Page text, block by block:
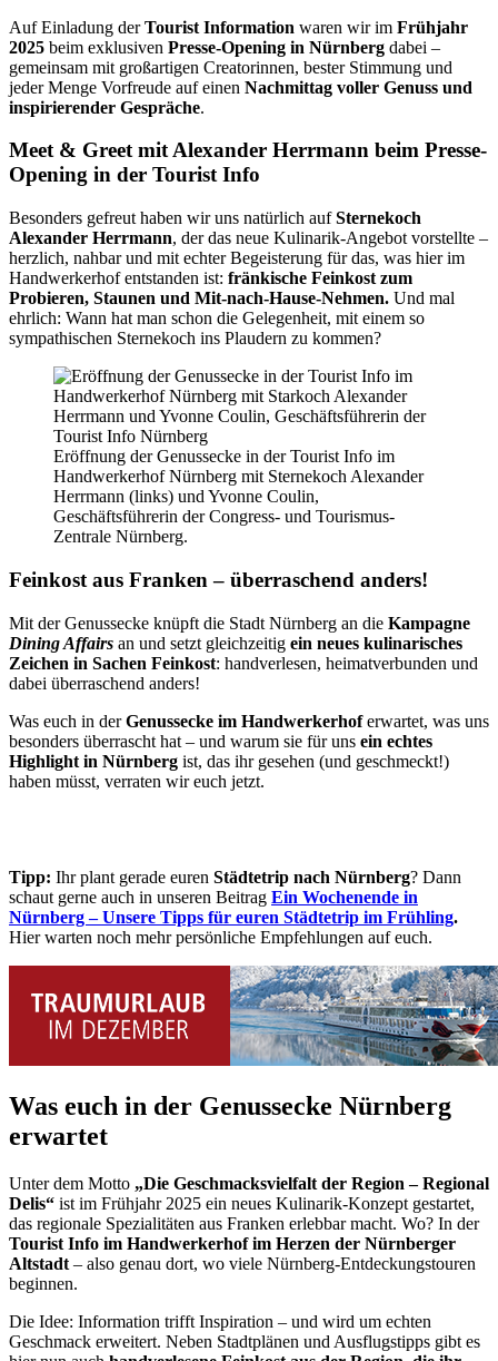
Auf Einladung derTourist Information waren wir im Frühjahr
2025 beim exklusiven Presse-Opening in Nürnberg dabei –
gemeinsam mit großartigen Creatorinnen, bester Stimmung und
jeder Menge Vorfreude auf einen Nachmittag voller Genuss und
inspirierender Gespräche.
Meet & Greet mit Alexander Herrmann beim Presse-
Opening in der Tourist Info
Besonders gefreut haben wir uns natürlich aufSternekoch
Alexander Herrmann, der das neue Kulinarik-Angebot vorstellte –
herzlich, nahbar und mit echter Begeisterung für das, was hier im
Handwerkerhof entstanden ist: fränkische Feinkost zum
Probieren, Staunen und Mit-nach-Hause-Nehmen. Und mal
ehrlich: Wann hat man schon die Gelegenheit, mit einem so
sympathischen Sternekoch ins Plaudern zu kommen?
Eröffnung der Genussecke in der Tourist Info im
Handwerkerhof Nürnberg mit Sternekoch Alexander
Herrmann (links) und Yvonne Coulin,
Geschäftsführerin der Congress- und Tourismus-
Zentrale Nürnberg.
Feinkost aus Franken – überraschend anders!
Mit der Genussecke knüpft die Stadt Nürnberg an die Kampagne
Dining Affairs an und setzt gleichzeitig ein neues kulinarisches
Zeichen in Sachen Feinkost: handverlesen, heimatverbunden und
dabei überraschend anders!
Was euch in derGenussecke im Handwerkerhoferwartet, was uns
besonders überrascht hat – und warum sie für uns ein echtes
Highlight in Nürnberg ist, das ihr gesehen (und geschmeckt!)
haben müsst, verraten wir euch jetzt.
Tipp: Ihr plant gerade euren Städtetrip nach Nürnberg? Dann
schaut gerne auch in unseren Beitrag Ein Wochenende in
Nürnberg – Unsere Tipps für euren Städtetrip im Frühling.
Hier warten noch mehr persönliche Empfehlungen auf euch.
Was euch in der Genussecke Nürnberg
erwartet
Unter dem Motto „Die Geschmacksvielfalt der Region – Regional
Delis“ ist im Frühjahr 2025 ein neues Kulinarik-Konzept gestartet,
das regionale Spezialitäten aus Franken erlebbar macht. Wo? In der
Tourist Info im Handwerkerhof im Herzen der Nürnberger
Altstadt – also genau dort, wo viele Nürnberg-Entdeckungstouren
beginnen.
Die Idee: Information trifft Inspiration – und wird um echten
Geschmack erweitert. Neben Stadtplänen und Ausflugstipps gibt es